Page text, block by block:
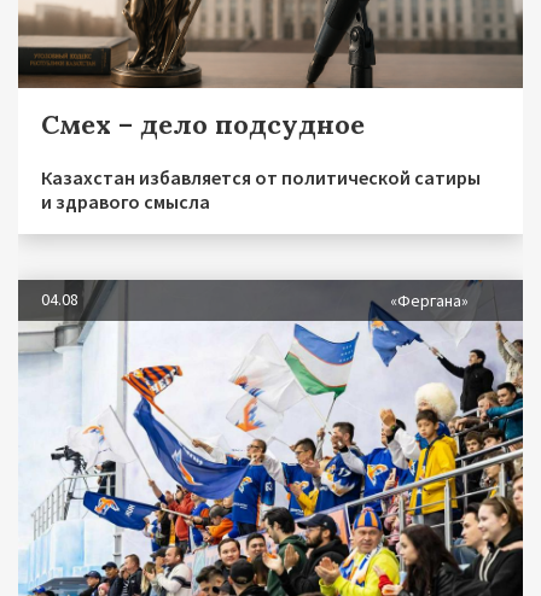
Смех – дело подсудное
Казахстан избавляется от политической сатиры
и здравого смысла
04.08 «Фергана»